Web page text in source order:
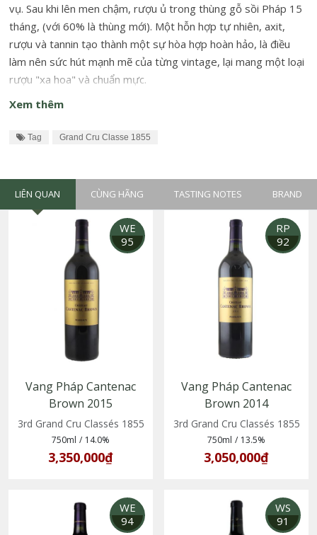
vụ. Sau khi lên men chậm, rượu ủ trong thùng gỗ sồi Pháp 15
tháng, (với 60% là thùng mới). Một hỗn hợp tự nhiên, axit,
rượu và tannin tạo thành một sự hòa hợp hoàn hảo, là điều
làm nên sức hút mạnh mẽ của từng vintage, lại mang một loại
rượu "xa hoa" và chuẩn mực.
Xem thêm
Tag Grand Cru Classe 1855
LIÊN QUAN CÙNG HÃNG TASTING NOTES BRAND
WE
95
Vang Pháp Cantenac
Brown 2015
3rd Grand Cru Classés 1855
750ml / 14.0%
3,350,000₫
RP
92
Vang Pháp Cantenac
Brown 2014
3rd Grand Cru Classés 1855
750ml / 13.5%
3,050,000₫
WE
94
WS
91